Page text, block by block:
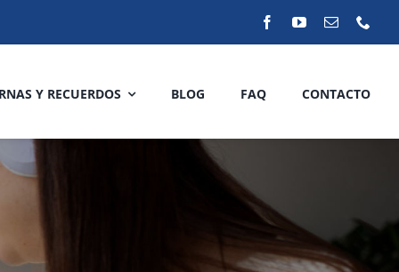
Y RECUERDOS BLOG FAQ CONTACTO